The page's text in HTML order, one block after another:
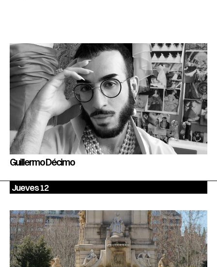
Guillermo Décimo
Jueves 12